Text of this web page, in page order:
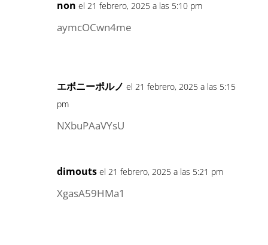
non el 21 febrero, 2025 a las 5:10 pm
aymcOCwn4me
エボニーポルノ el 21 febrero, 2025 a las 5:15
pm
NXbuPAaVYsU
dimouts el 21 febrero, 2025 a las 5:21 pm
XgasA59HMa1